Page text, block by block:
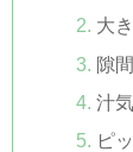
大
隙
汁
ピ